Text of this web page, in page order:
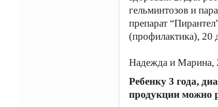
гельминтозов и
препарат
(профилактика), 20
Надежда и Марина,
Ребенку 3 года,
продукции можно